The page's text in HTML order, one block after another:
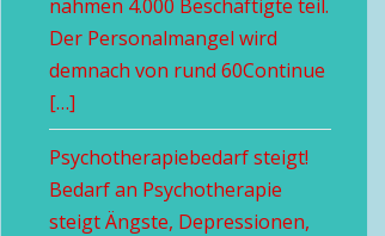
nahmen 4.000 Beschäftigte teil.
Der Personalmangel wird
demnach von rund 60Continue
[…]
Psychotherapiebedarf steigt!
Bedarf an Psychotherapie
steigt Ängste, Depressionen,